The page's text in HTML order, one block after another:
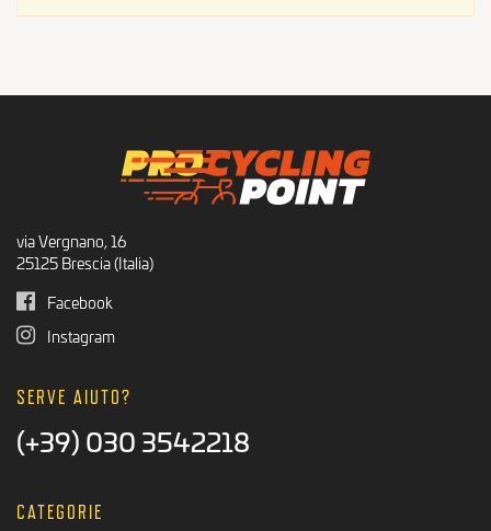
Prodotti consigliati
Offerte Ciclismo
via Vergnano, 16
25125 Brescia (Italia)
Facebook
Instagram
SERVE AIUTO?
(+39) 030 3542218
CATEGORIE